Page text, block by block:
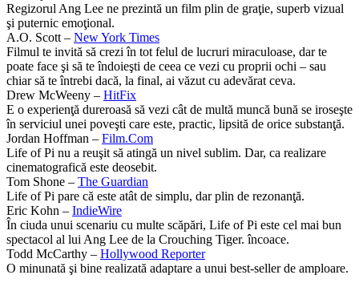
Regizorul Ang Lee ne prezintă un film plin de graţie, superb vizual
şi puternic emoţional.
A.O. Scott – New York Times
Filmul te invită să crezi în tot felul de lucruri miraculoase, dar te
poate face şi să te îndoieşti de ceea ce vezi cu proprii ochi – sau
chiar să te întrebi dacă, la final, ai văzut cu adevărat ceva.
Drew McWeeny – HitFix
E o experienţă dureroasă să vezi cât de multă muncă bună se iroseşte
în serviciul unei poveşti care este, practic, lipsită de orice substanţă.
Jordan Hoffman – Film.Com
Life of Pi nu a reuşit să atingă un nivel sublim. Dar, ca realizare
cinematografică este deosebit.
Tom Shone – The Guardian
Life of Pi pare că este atât de simplu, dar plin de rezonanţă.
Eric Kohn – IndieWire
În ciuda unui scenariu cu multe scăpări, Life of Pi este cel mai bun
spectacol al lui Ang Lee de la Crouching Tiger. încoace.
Todd McCarthy – Hollywood Reporter
O minunată şi bine realizată adaptare a unui best-seller de amploare.